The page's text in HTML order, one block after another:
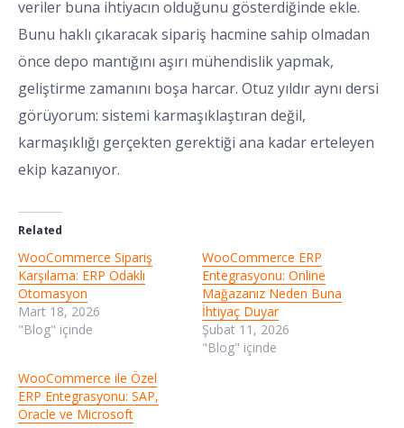
veriler buna ihtiyacın olduğunu gösterdiğinde ekle.
Bunu haklı çıkaracak sipariş hacmine sahip olmadan
önce depo mantığını aşırı mühendislik yapmak,
geliştirme zamanını boşa harcar. Otuz yıldır aynı dersi
görüyorum: sistemi karmaşıklaştıran değil,
karmaşıklığı gerçekten gerektiği ana kadar erteleyen
ekip kazanıyor.
Related
WooCommerce Sipariş
Karşılama: ERP Odaklı
Otomasyon
Mart 18, 2026
"Blog" içinde
WooCommerce ERP
Entegrasyonu: Online
Mağazanız Neden Buna
İhtiyaç Duyar
Şubat 11, 2026
"Blog" içinde
WooCommerce ile Özel
ERP Entegrasyonu: SAP,
Oracle ve Microsoft